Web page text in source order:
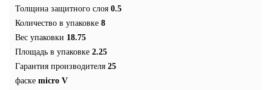
Толщина защитного слоя 0.5
Количество в упаковке 8
Вес упаковки 18.75
Площадь в упаковке 2.25
Гарантия производителя 25
фаске micro V